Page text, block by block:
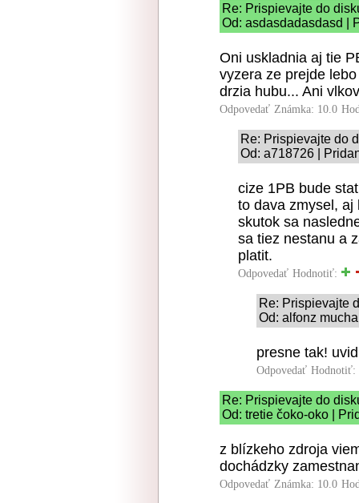
Re: Prispievajte do
Od: asdasdadasdasd |
Oni uskladnia aj tie
vyzera ze prejde
drzia hubu... Ani
Odpovedať Známka: 10.0
Re: Prispievajte do
Od: a718726 |
cize 1PB bude
to dava zmysel, aj
skutok sa
sa tiez nestanu a
platit.
Odpovedať Hodnotiť:
Re: Prispievajte
Od: alfonz
presne tak!
Odpovedať Hodnotiť:
Re: Prispievajte do
Od: tretie čoko-oko |
z blízkeho zdroja
dochádzky
Odpovedať Známka: 10.0